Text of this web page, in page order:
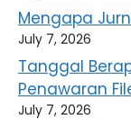
Mengapa
July 7, 2026
Tanggal
Penawaran
July 7, 2026